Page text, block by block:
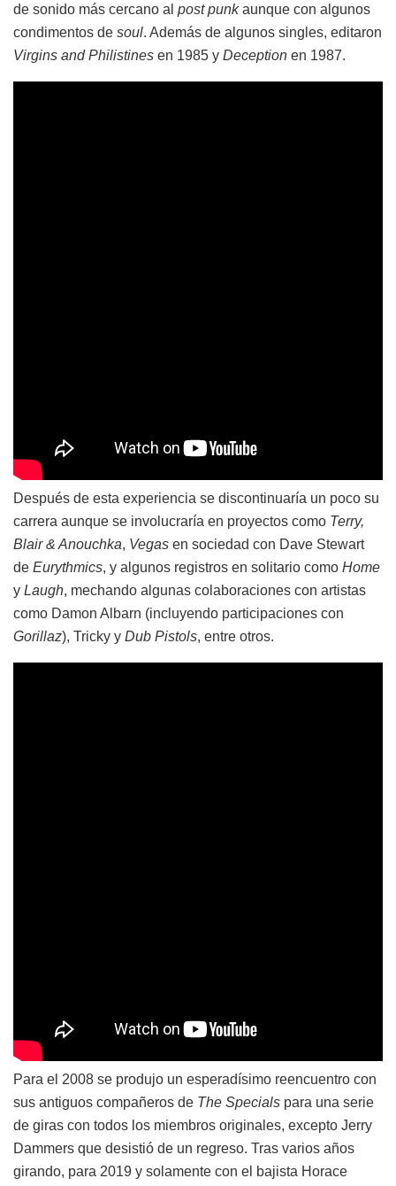
de sonido más cercano al post punkaunque con algunos
condimentos de soul. Además de algunos singles, editaron
Virgins and Philistines en 1985 y Deception en 1987.
Después de esta experiencia se discontinuaría un poco su
carrera aunque se involucraría en proyectos como Terry,
Blair & Anouchka, Vegas en sociedad con Dave Stewart
de Eurythmics, y algunos registros en solitario como Home
y Laugh, mechando algunas colaboraciones con artistas
como Damon Albarn (incluyendo participaciones con
Gorillaz), Tricky y Dub Pistols, entre otros.
Para el 2008 se produjo un esperadísimo reencuentro con
sus antiguos compañeros de The Specials para una serie
de giras con todos los miembros originales, excepto Jerry
Dammers que desistió de un regreso. Tras varios años
girando, para 2019 y solamente con el bajista Horace